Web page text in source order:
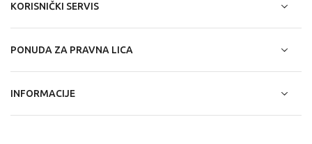
KORISNIČKI SERVIS
PONUDA ZA PRAVNA LICA
INFORMACIJE